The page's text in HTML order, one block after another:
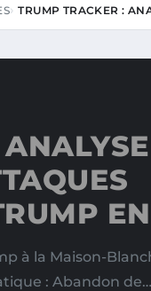
TRUMP TRACKER :
à la Maison-
: Abandon de…